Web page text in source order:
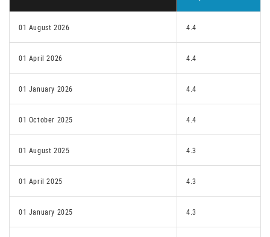
01 August 2026 4.4
01 April 2026 4.4
01 January 2026 4.4
01 October 2025 4.4
01 August 2025 4.3
01 April 2025 4.3
01 January 2025 4.3